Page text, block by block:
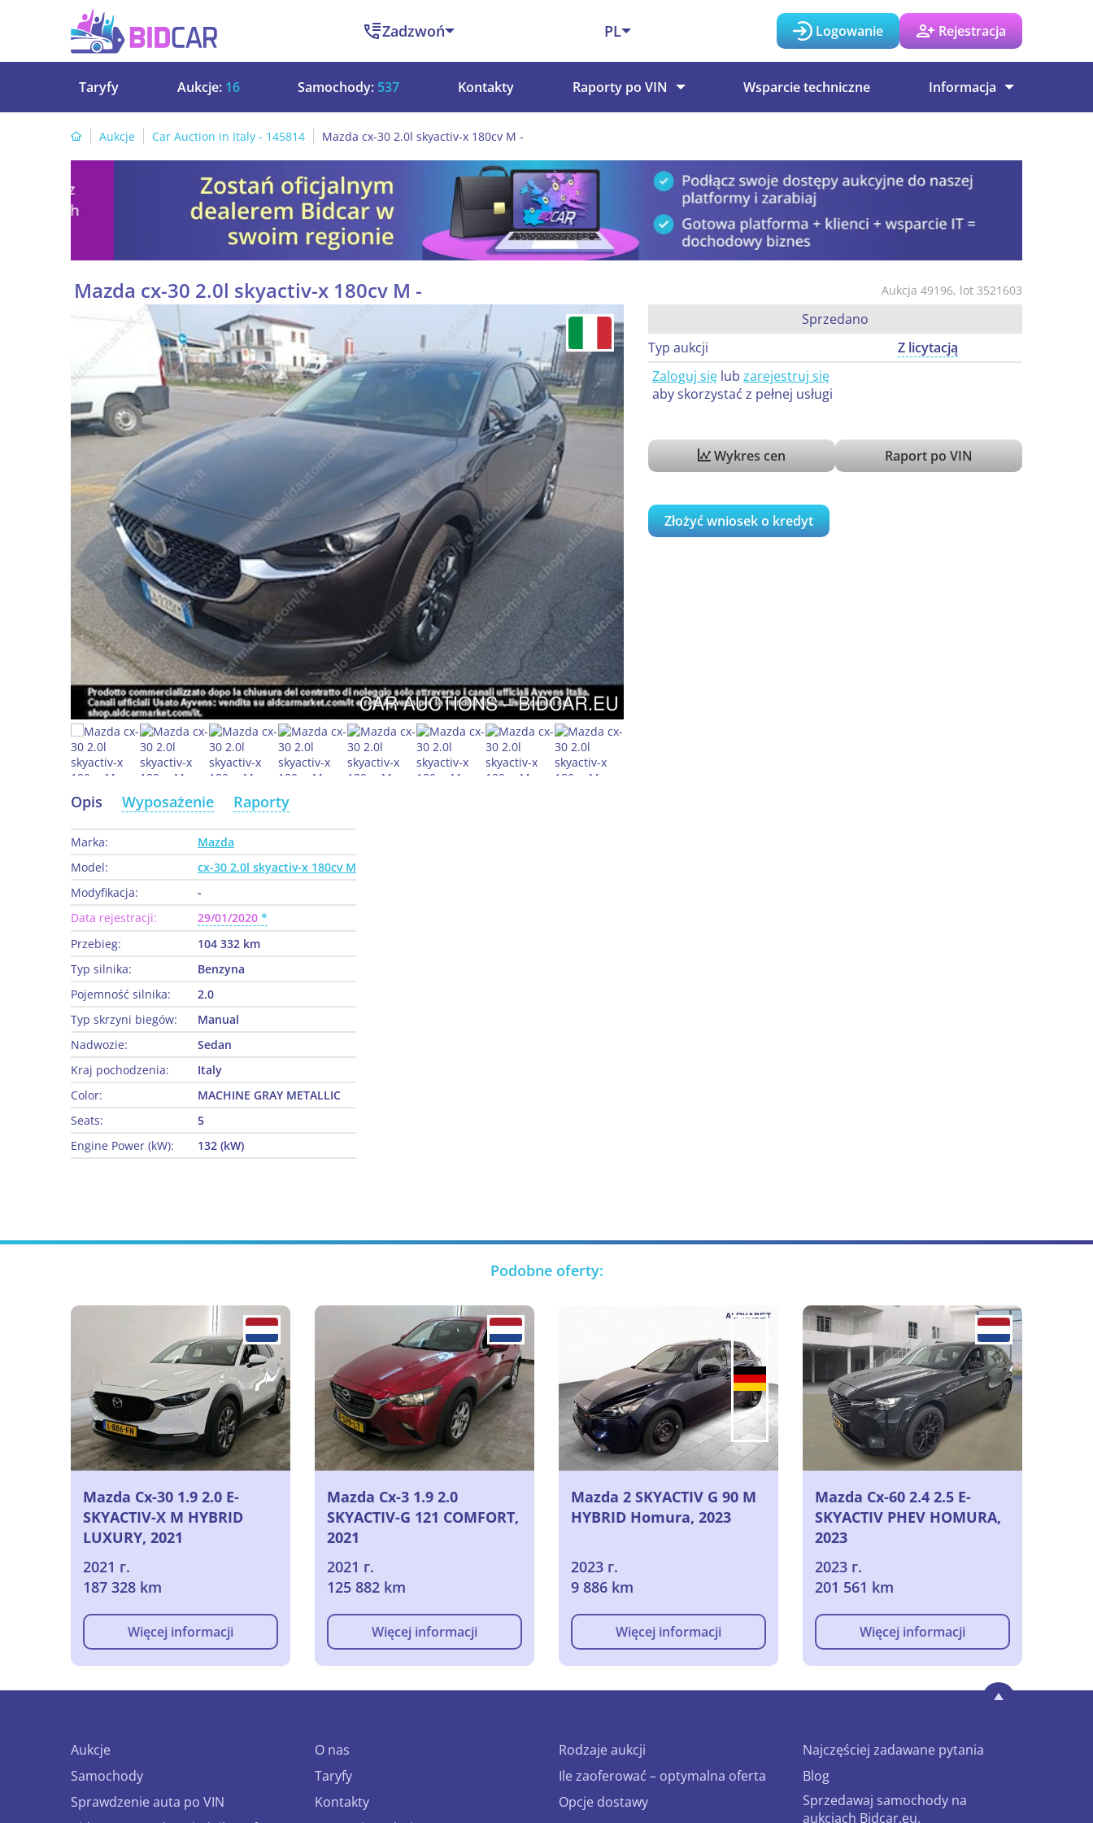
Zadzwoń PL Logowanie Rejestracja
Taryfy Aukcje: 16 Samochody: 537 Kontakty Raporty po VIN Wsparcie techniczne Informacja
Aukcje Car Auction in Italy - 145814 Mazda cx-30 2.0l skyactiv-x 180cv M -
Aukcja 49196, lot 3521603
Mazda cx-30 2.0l skyactiv-x 180cv M -
Sprzedano
Typ aukcji
Z licytacją
Zaloguj się lub zarejestruj się
aby skorzystać z pełnej usługi
Wykres cen Raport po VIN
Złożyć wniosek o kredyt
Opis Wyposażenie Raporty
Marka:
Mazda
Model:
cx-30 2.0l skyactiv-x 180cv M
Modyfikacja:
-
Data rejestracji:
29/01/2020
Przebieg:
104 332 km
Typ silnika:
Benzyna
Pojemność silnika:
2.0
Typ skrzyni biegów:
Manual
Nadwozie:
Sedan
Kraj pochodzenia:
Italy
Color:
MACHINE GRAY METALLIC
Seats:
5
Engine Power (kW):
132 (kW)
Podobne oferty:
Mazda Cx-30 1.9 2.0 E-
SKYACTIV-X M HYBRID
LUXURY, 2021
2021 г.
187 328 km
Więcej informacji
Mazda Cx-3 1.9 2.0
SKYACTIV-G 121 COMFORT,
2021
2021 г.
125 882 km
Więcej informacji
Mazda 2 SKYACTIV G 90 M
HYBRID Homura, 2023
2023 г.
9 886 km
Więcej informacji
Mazda Cx-60 2.4 2.5 E-
SKYACTIV PHEV HOMURA,
2023
2023 г.
201 561 km
Więcej informacji
Aukcje
Samochody
Sprawdzenie auta po VIN
O nas
Taryfy
Kontakty
Rodzaje aukcji
Ile zaoferować – optymalna oferta
Opcje dostawy
Najczęściej zadawane pytania
Blog
Sprzedawaj samochody na
aukcjach Bidcar.eu.